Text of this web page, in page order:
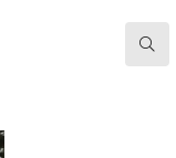
Zoeken